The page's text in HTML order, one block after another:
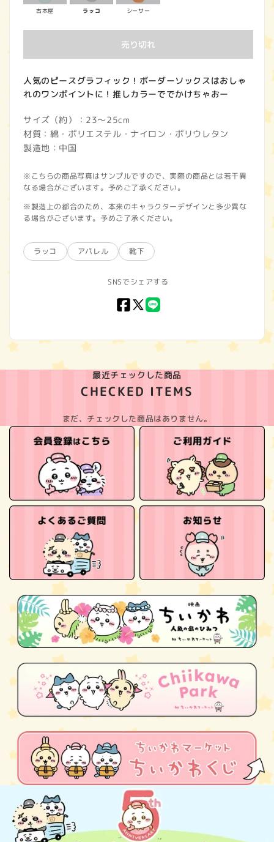
古本屋 ラッコ シーサー
売り切れ
人気のピースグラフィック！ボーダーソックスはおしゃ
れのワンポイントに！推しカラーででかけちゃおー
サイズ（約）：23～25cm
材質：綿・ポリエステル・ナイロン・ポリウレタン
製造地：中国
※こちらの商品写真はサンプルですので、実際の商品とは若干異
なる場合がございます。予めご了承ください。
※製造上の都合のため、本来のキャラクターデザインと多少異な
る場合がございます。予めご了承ください。
ラッコ アパレル 靴下
SNSでシェアする
Facebook
X
最近チェックした商品
CHECKED ITEMS
まだ、チェックした商品はありません。